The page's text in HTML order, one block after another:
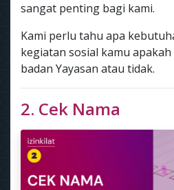
sangat penting bagi kami.
Kami perlu tahu apa
kegiatan sosial kamu
badan Yayasan atau tidak.
2. Cek Nama